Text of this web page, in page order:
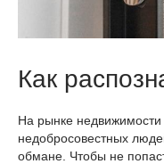
Как
На рынке
недобросовестных
обмане. Чтобы не